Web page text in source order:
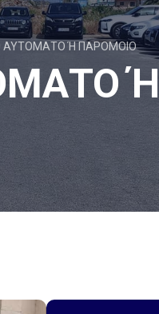
ΑΥΤΌΜΑΤΟ Ή ΠΑΡΌΜΟΙΟ